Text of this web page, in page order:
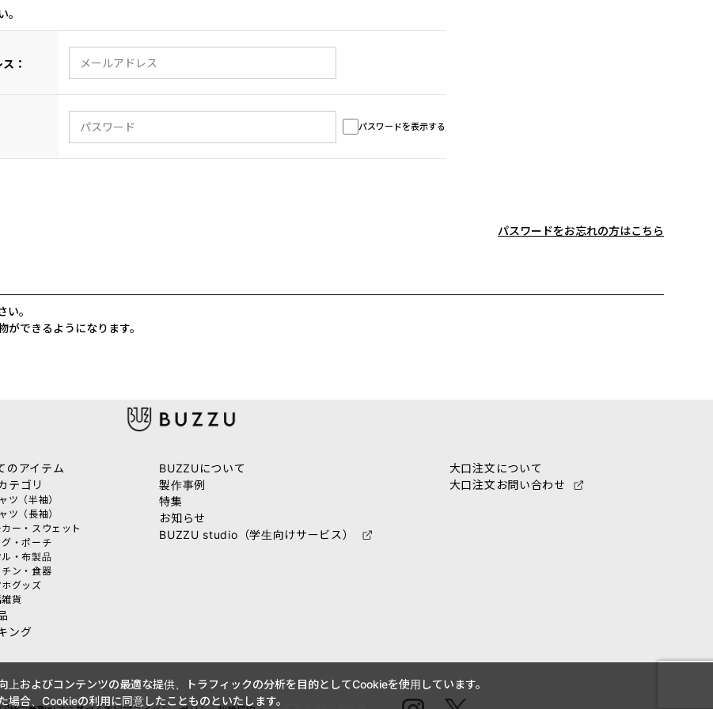
。
：
パスワードを表示する
パスワードをお忘れの方はこちら
。
できるようになります。
のアイテム
テゴリ
ツ（半袖）
ツ（長袖）
ー・スウェット
・ポーチ
・布製品
ン・食器
グッズ
貨
ング
BUZZUについて
製作事例
特集
お知らせ
BUZZU studio（学生向けサービス）
大口注文について
大口注文お問い合わせ
上およびコンテンツの最適な提供、トラフィックの分析を目的としてCookieを使用しています。
場合、Cookieの利用に同意したことものといたします。